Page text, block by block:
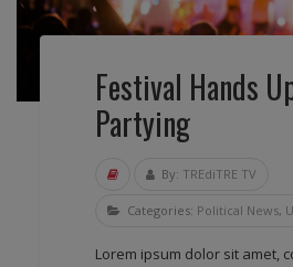
Festival Hands
Partying
By: TREdiTRE TV
Categories: Political News,
Lorem ipsum dolor sit amet,